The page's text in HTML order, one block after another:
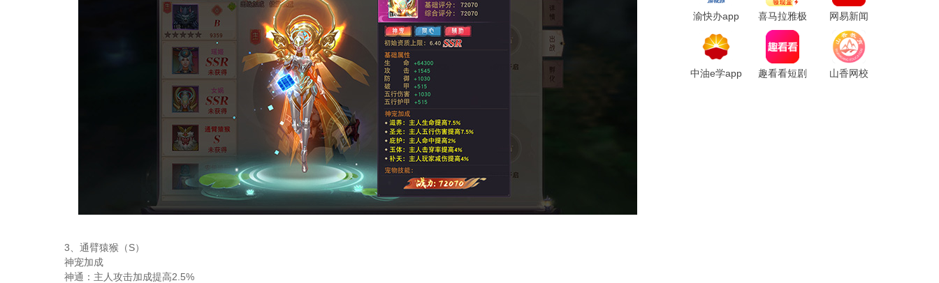
3、通臂猿猴（S）
神宠加成
神通：主人攻击加成提高2.5%
渝快办app
喜马拉雅极
速版app
网易新闻
app官方版
中油e学app
趣看看短剧
山香网校